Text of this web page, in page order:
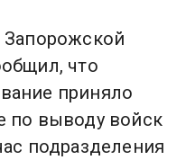
Запорожской
что
приняло
по выводу войск
подразделения